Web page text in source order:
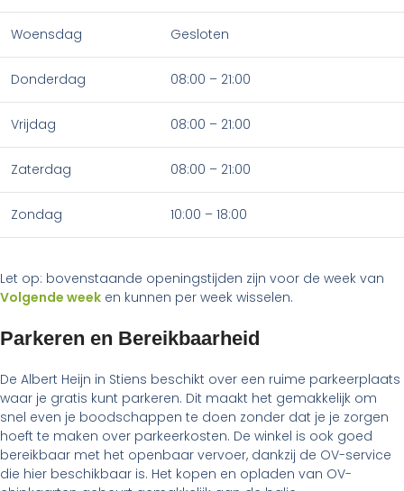
Woensdag Gesloten
Donderdag 08:00 – 21:00
Vrijdag 08:00 – 21:00
Zaterdag 08:00 – 21:00
Zondag 10:00 – 18:00
Let op: bovenstaande openingstijden zijn voor de week van
Volgende week en kunnen per week wisselen.
Parkeren en Bereikbaarheid
De Albert Heijn in Stiens beschikt over een ruime parkeerplaats
waar je gratis kunt parkeren. Dit maakt het gemakkelijk om
snel even je boodschappen te doen zonder dat je je zorgen
hoeft te maken over parkeerkosten. De winkel is ook goed
bereikbaar met het openbaar vervoer, dankzij de OV-service
die hier beschikbaar is. Het kopen en opladen van OV-